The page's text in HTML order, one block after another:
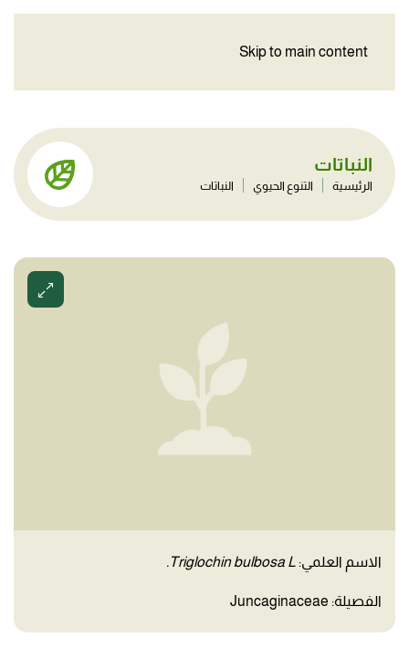
Skip to main content
النباتات
الرئيسية التنوع الحيوي النباتات
الاسم العلمي: Triglochin bulbosa L.
الفصيلة: Juncaginaceae